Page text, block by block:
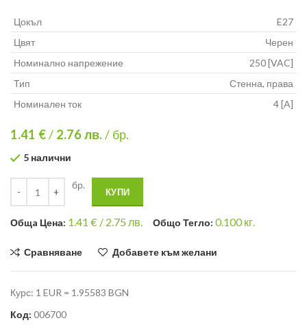
Цокъл
E27
Цвят
Черен
Номинално напрежение
250 [VAC]
Тип
Стенна, права
Номинален ток
4 [A]
1.41 €/ 2.76лв./ бр.
5 налични
бр.
КУПИ
Общa Цена: 1.41 € / 2.75 лв. Общо Тегло: 0.100кг.
Сравняване Добавете към желани
Курс: 1 EUR = 1.95583 BGN
Код: 006700